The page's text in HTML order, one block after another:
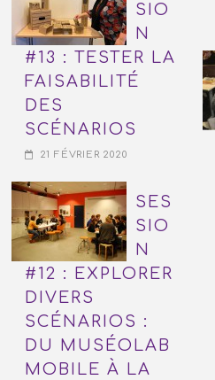
SIO
N
#13 : TESTER LA
FAISABILITÉ
DES
SCÉNARIOS
21 FÉVRIER 2020
SES
SIO
N
#12 : EXPLORER
DIVERS
SCÉNARIOS :
DU MUSÉOLAB
MOBILE À LA